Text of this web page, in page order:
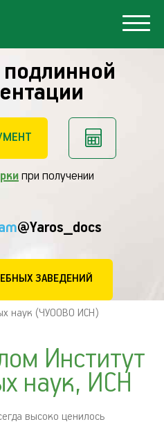
при получении
@Yaros_docs
ЗАВЕДЕНИЙ
наук (ЧУООВО ИСН)
Институт
наук, ИСН
высоко ценилось